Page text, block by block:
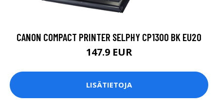
CANON COMPACT PRINTER SELPHY CP1300 BK EU20
147.9 EUR
LISÄTIETOJA